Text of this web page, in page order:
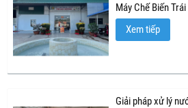
Máy Chế Biến
Xem tiếp
Giải pháp xử lý